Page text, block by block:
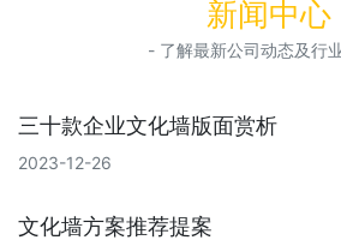
新闻中心
- 了解最新公司动态及行
三十款企业文化墙版面赏析
2023-12-26
文化墙方案推荐提案